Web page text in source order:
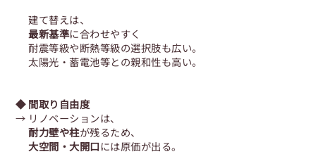
建て替えは、
最新基準に合わせやすく
耐震等級や断熱等級の選択肢も広い。
太陽光・蓄電池等との親和性も高い。
◆ 間取り自由度
→ リノベーションは、
耐力壁や柱が残るため、
大空間・大開口には原価が出る。